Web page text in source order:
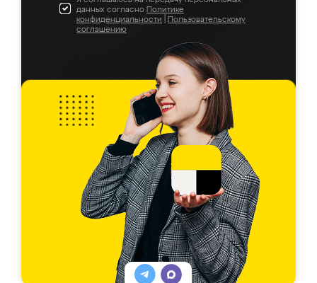
данных согласно Политике
конфиденциальности
Пользовательскому
соглашению